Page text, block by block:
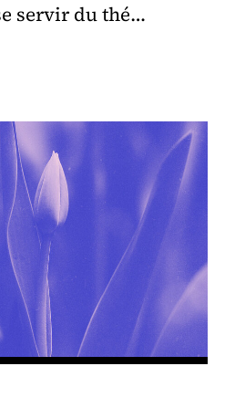
servir du thé…